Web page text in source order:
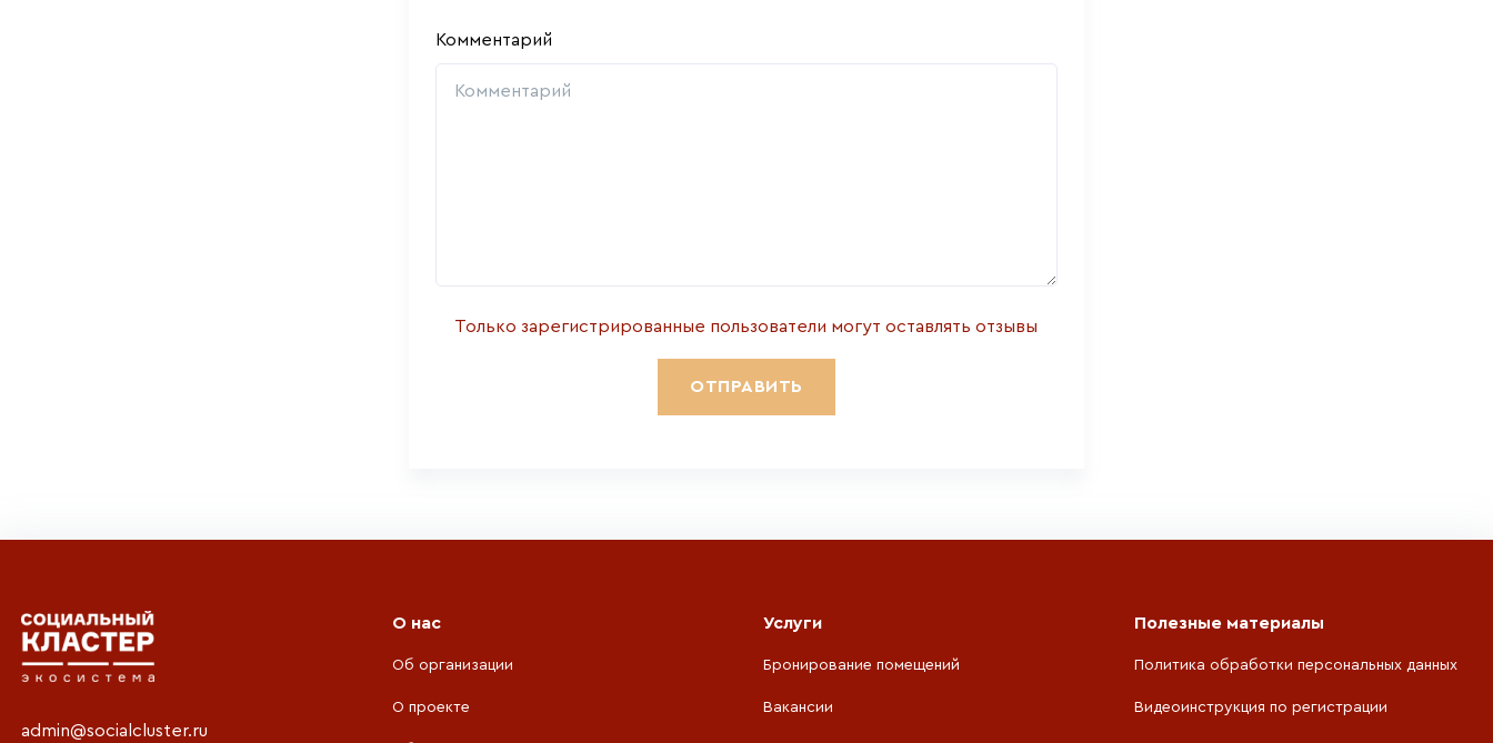
Комментарий
Только зарегистрированные пользователи могут оставлять отзывы
admin@socialcluster.ru
О нас
Об организации
О проекте
Услуги
Бронирование помещений
Вакансии
Полезные материалы
Политика обработки персональных данных
Видеоинструкция по регистрации